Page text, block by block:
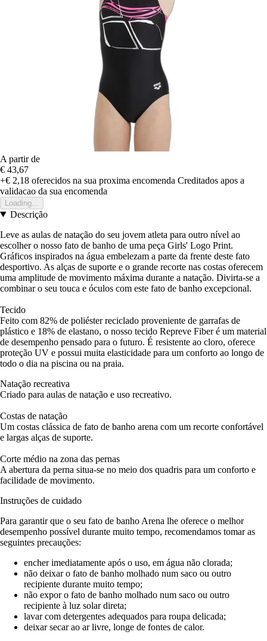
A partir de
€ 43,67
+€ 2,18 oferecidos na sua proxima encomenda Creditados apos a
validacao da sua encomenda
Loading...
Descrição
Leve as aulas de natação do seu jovem atleta para outro nível ao
escolher o nosso fato de banho de uma peça Girls' Logo Print.
Gráficos inspirados na água embelezam a parte da frente deste fato
desportivo. As alças de suporte e o grande recorte nas costas oferecem
uma amplitude de movimento máxima durante a natação. Divirta-se a
combinar o seu touca e óculos com este fato de banho excepcional.
Tecido
Feito com 82% de poliéster reciclado proveniente de garrafas de
plástico e 18% de elastano, o nosso tecido Repreve Fiber é um material
de desempenho pensado para o futuro. É resistente ao cloro, oferece
proteção UV e possui muita elasticidade para um conforto ao longo de
todo o dia na piscina ou na praia.
Natação recreativa
Criado para aulas de natação e uso recreativo.
Costas de natação
Um costas clássica de fato de banho arena com um recorte confortável
e largas alças de suporte.
Corte médio na zona das pernas
A abertura da perna situa-se no meio dos quadris para um conforto e
facilidade de movimento.
Instruções de cuidado
Para garantir que o seu fato de banho Arena lhe oferece o melhor
desempenho possível durante muito tempo, recomendamos tomar as
seguintes precauções:
encher imediatamente após o uso, em água não clorada;
não deixar o fato de banho molhado num saco ou outro
recipiente durante muito tempo;
não expor o fato de banho molhado num saco ou outro
recipiente à luz solar direta;
lavar com detergentes adequados para roupa delicada;
deixar secar ao ar livre, longe de fontes de calor.